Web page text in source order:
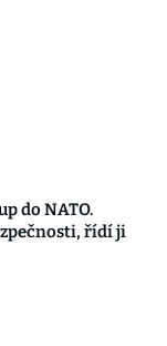
do NATO.
řídí ji